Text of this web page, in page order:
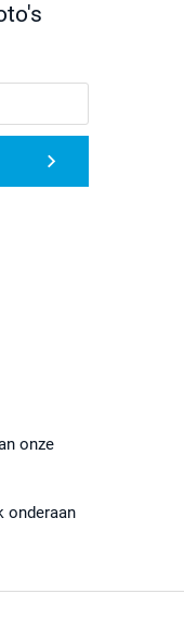
onze
onderaan